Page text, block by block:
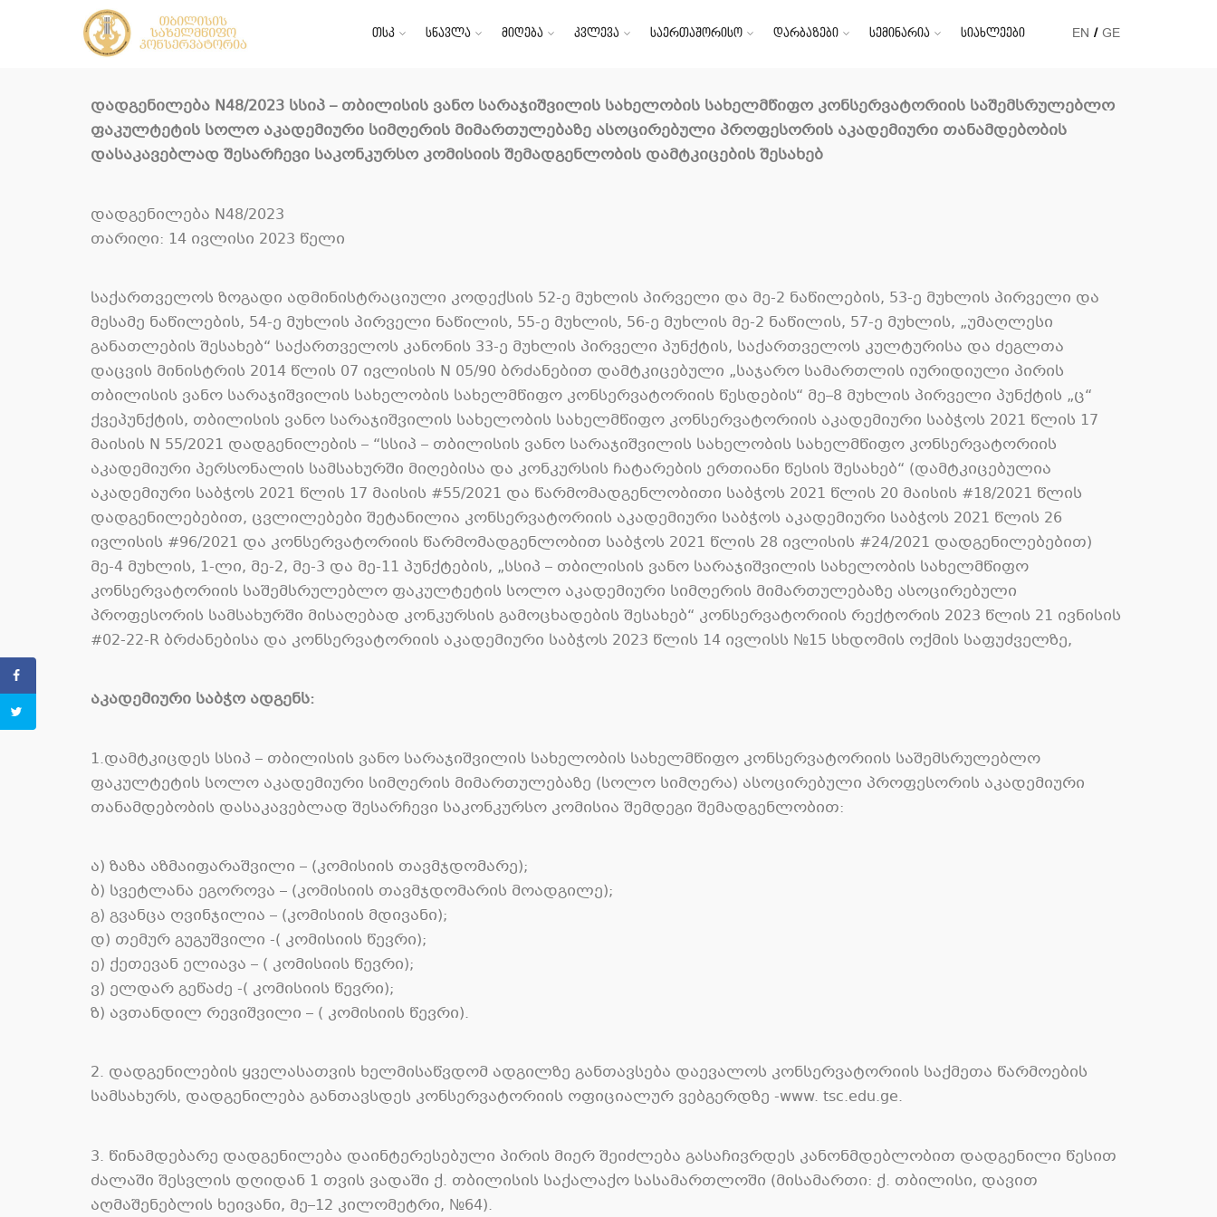
თსკ სწავლა მიღება კვლევა საერთაშორისო დარბაზები სემინარია სიახლეები EN GE
დადგენილება N48/2023 სსიპ – თბილისის ვანო სარაჯიშვილის სახელობის სახელმწიფო კონსერვატორიის საშემსრულებლო
ფაკულტეტის სოლო აკადემიური სიმღერის მიმართულებაზე ასოცირებული პროფესორის აკადემიური თანამდებობის
დასაკავებლად შესარჩევი საკონკურსო კომისიის შემადგენლობის დამტკიცების შესახებ
დადგენილება N48/2023
თარიღი: 14 ივლისი 2023 წელი
საქართველოს ზოგადი ადმინისტრაციული კოდექსის 52-ე მუხლის პირველი და მე-2 ნაწილების, 53-ე მუხლის პირველი და
მესამე ნაწილების, 54-ე მუხლის პირველი ნაწილის, 55-ე მუხლის, 56-ე მუხლის მე-2 ნაწილის, 57-ე მუხლის, „უმაღლესი
განათლების შესახებ“ საქართველოს კანონის 33-ე მუხლის პირველი პუნქტის, საქართველოს კულტურისა და ძეგლთა
დაცვის მინისტრის 2014 წლის 07 ივლისის N 05/90 ბრძანებით დამტკიცებული „საჯარო სამართლის იურიდიული პირის
თბილისის ვანო სარაჯიშვილის სახელობის სახელმწიფო კონსერვატორიის წესდების“ მე–8 მუხლის პირველი პუნქტის „ც“
ქვეპუნქტის, თბილისის ვანო სარაჯიშვილის სახელობის სახელმწიფო კონსერვატორიის აკადემიური საბჭოს 2021 წლის 17
მაისის N 55/2021 დადგენილების – “სსიპ – თბილისის ვანო სარაჯიშვილის სახელობის სახელმწიფო კონსერვატორიის
აკადემიური პერსონალის სამსახურში მიღებისა და კონკურსის ჩატარების ერთიანი წესის შესახებ“ (დამტკიცებულია
აკადემიური საბჭოს 2021 წლის 17 მაისის #55/2021 და წარმომადგენლობითი საბჭოს 2021 წლის 20 მაისის #18/2021 წლის
დადგენილებებით, ცვლილებები შეტანილია კონსერვატორიის აკადემიური საბჭოს აკადემიური საბჭოს 2021 წლის 26
ივლისის #96/2021 და კონსერვატორიის წარმომადგენლობით საბჭოს 2021 წლის 28 ივლისის #24/2021 დადგენილებებით)
მე-4 მუხლის, 1-ლი, მე-2, მე-3 და მე-11 პუნქტების, „სსიპ – თბილისის ვანო სარაჯიშვილის სახელობის სახელმწიფო
კონსერვატორიის საშემსრულებლო ფაკულტეტის სოლო აკადემიური სიმღერის მიმართულებაზე ასოცირებული
პროფესორის სამსახურში მისაღებად კონკურსის გამოცხადების შესახებ“ კონსერვატორიის რექტორის 2023 წლის 21 ივნისის
#02-22-R ბრძანებისა და კონსერვატორიის აკადემიური საბჭოს 2023 წლის 14 ივლისს №15 სხდომის ოქმის საფუძველზე,
აკადემიური საბჭო ადგენს:
1.დამტკიცდეს სსიპ – თბილისის ვანო სარაჯიშვილის სახელობის სახელმწიფო კონსერვატორიის საშემსრულებლო
ფაკულტეტის სოლო აკადემიური სიმღერის მიმართულებაზე (სოლო სიმღერა) ასოცირებული პროფესორის აკადემიური
თანამდებობის დასაკავებლად შესარჩევი საკონკურსო კომისია შემდეგი შემადგენლობით:
ა) ზაზა აზმაიფარაშვილი – (კომისიის თავმჯდომარე);
ბ) სვეტლანა ეგოროვა – (კომისიის თავმჯდომარის მოადგილე);
გ) გვანცა ღვინჯილია – (კომისიის მდივანი);
დ) თემურ გუგუშვილი -( კომისიის წევრი);
ე) ქეთევან ელიავა – ( კომისიის წევრი);
ვ) ელდარ გეწაძე -( კომისიის წევრი);
ზ) ავთანდილ რევიშვილი – ( კომისიის წევრი).
2. დადგენილების ყველასათვის ხელმისაწვდომ ადგილზე განთავსება დაევალოს კონსერვატორიის საქმეთა წარმოების
სამსახურს, დადგენილება განთავსდეს კონსერვატორიის ოფიციალურ ვებგერდზე -www. tsc.edu.ge.
3. წინამდებარე დადგენილება დაინტერესებული პირის მიერ შეიძლება გასაჩივრდეს კანონმდებლობით დადგენილი წესით
ძალაში შესვლის დღიდან 1 თვის ვადაში ქ. თბილისის საქალაქო სასამართლოში (მისამართი: ქ. თბილისი, დავით
აღმაშენებლის ხეივანი, მე–12 კილომეტრი, №64).